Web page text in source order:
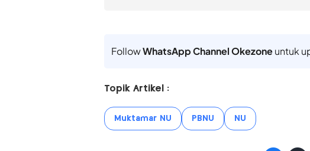
FollowWhatsApp Channel Okezoneuntuk
Topik Artikel :
Muktamar NU PBNU NU